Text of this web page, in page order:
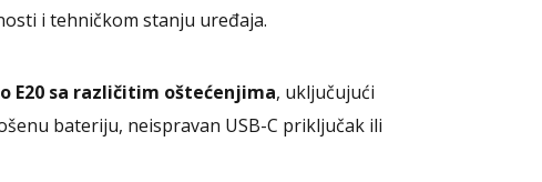
i tehničkom stanju uređaja.
E20 sa različitim oštećenjima, uključujući
bateriju, neispravan USB-C priključak ili